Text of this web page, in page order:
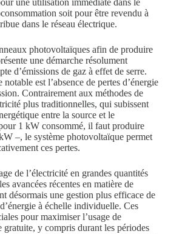
une utilisation immédiate dans le
soit pour être revendu à
dans le réseau électrique.
photovoltaïques afin de produire
une démarche résolument
d’émissions de gaz à effet de serre.
est l’absence de pertes d’énergie
Contrairement aux méthodes de
plus traditionnelles, qui subissent
entre la source et le
1 kW consommé, il faut produire
–, le système photovoltaïque permet
ces pertes.
de l’électricité en grandes quantités
avancées récentes en matière de
désormais une gestion plus efficace de
à échelle individuelle. Ces
pour maximiser l’usage de
gratuite, y compris durant les périodes